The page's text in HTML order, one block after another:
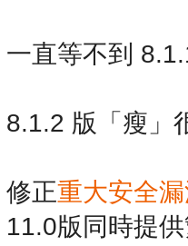
直等不到
版「瘦」
正重大安全
版同時提